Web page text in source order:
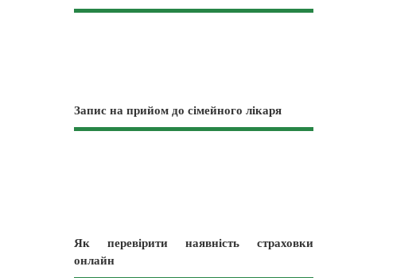
Запис на прийом до сімейного лікаря
Як перевірити наявність страховки
онлайн